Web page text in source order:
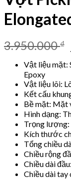
3.950.000₫
Vật liệu mặt:
Epoxy
Vật liệu lõi:
Kết cấu
Bề mặt: Mặt
Hình dạng:
Trọng lượng:
Kích thước
Tổng chiều
Chiều rộng
Chiều dài
Chiều dài tay